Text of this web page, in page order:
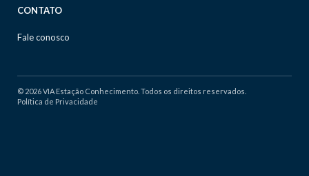
CONTATO
Fale conosco
© 2026 VIA Estação Conhecimento. Todos os direitos reservados.
Política de Privacidade